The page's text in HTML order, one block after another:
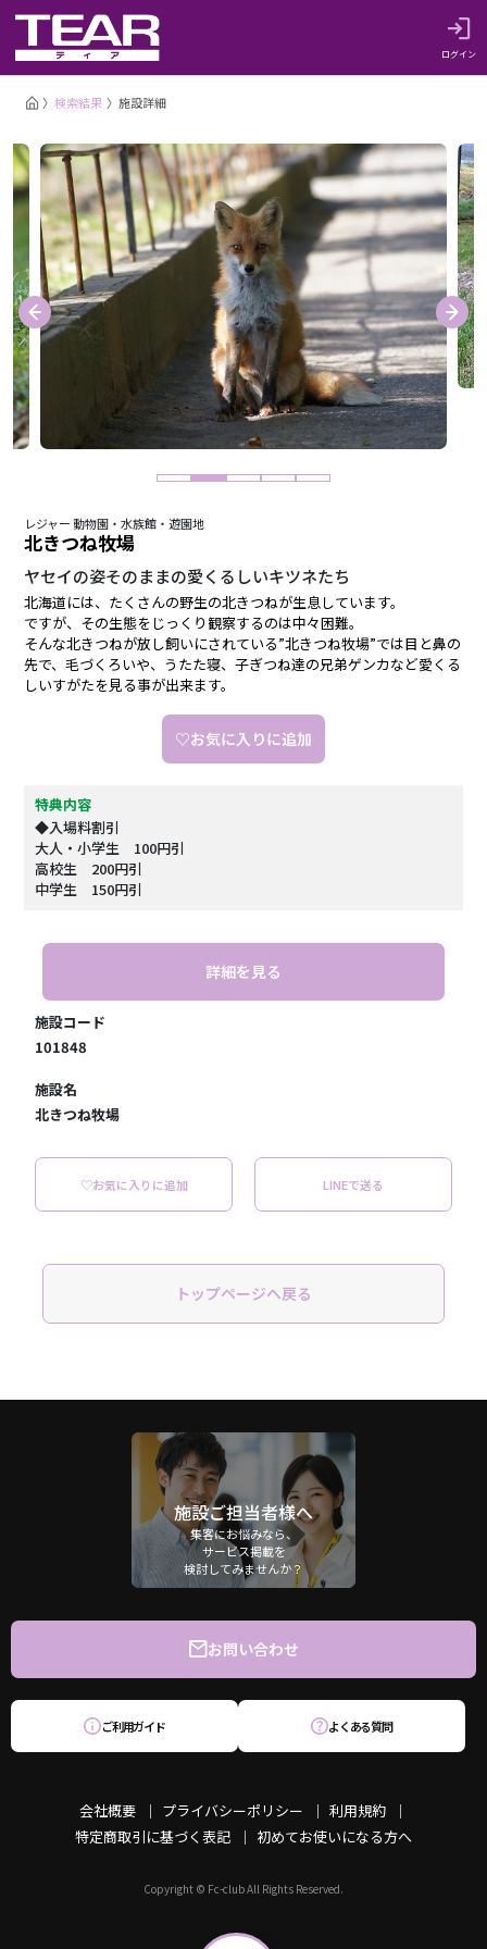
ログイン
検索結果 施設詳細
レジャー 動物園・水族館・遊園地
北きつね牧場
ヤセイの姿そのままの愛くるしいキツネたち
北海道には、たくさんの野生の北きつねが生息しています。
ですが、その生態をじっくり観察するのは中々困難。
そんな北きつねが放し飼いにされている”北きつね牧場”では目と鼻の
先で、毛づくろいや、うたた寝、子ぎつね達の兄弟ゲンカなど愛くる
しいすがたを見る事が出来ます。
♡お気に入りに追加
特典内容
◆入場料割引
大人・小学生 100円引
高校生 200円引
中学生 150円引
詳細を見る
施設コード
101848
施設名
北きつね牧場
♡お気に入りに追加 LINEで送る
トップページへ戻る
施設ご担当者様へ
集客にお悩みなら、
サービス掲載を
検討してみませんか？
会社概要 プライバシーポリシー
利用規約
特定商取引に基づく表記
初めてお使いになる方へ
お問い合わせ
ご利用ガイド よくある質問
Copyright © Fc-club All Rights Reserved.